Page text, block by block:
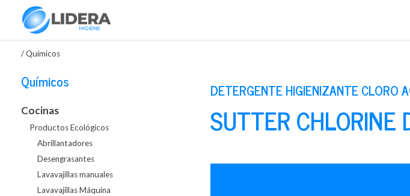
/Químicos
Químicos
Cocinas
Productos Ecológicos
Abrillantadores
Desengrasantes
Lavavajillas manuales
Lavavajillas Máquina
DETERGENTE HIGIENIZANTE CLORO
SUTTER